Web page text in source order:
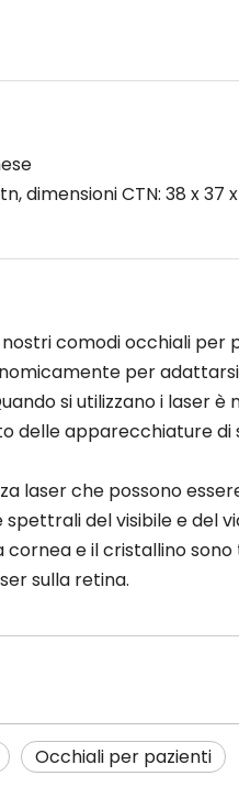
dimensioni CTN: 38 x 37
comodi occhiali per
per
si utilizzano i laser è
delle apparecchiature di
laser che possono
del visibile e del
e il cristallino
sulla retina.
Occhiali per pazienti